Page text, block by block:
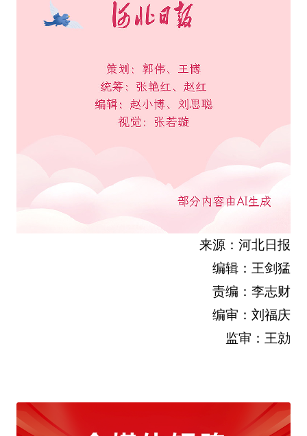
来源：河北日报
编辑：王剑猛
责编：李志财
编审：刘福庆
监审：王勍